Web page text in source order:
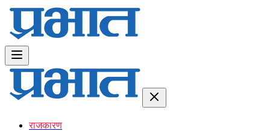
राजकारण